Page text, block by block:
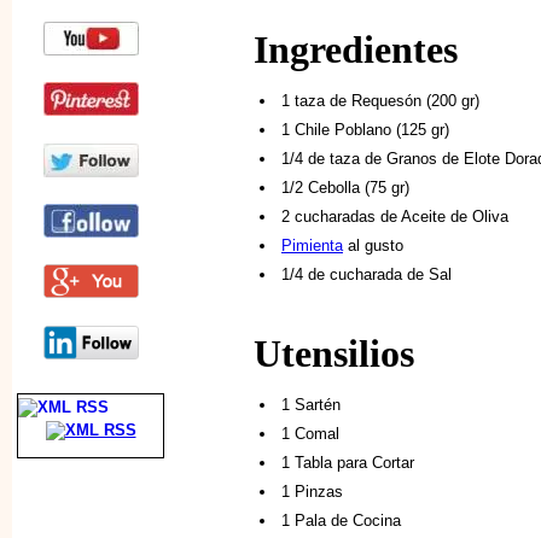
Ingredientes
1 taza de Requesón (200 gr)
1 Chile Poblano (125 gr)
1/4 de taza de Granos de Elote
1/2 Cebolla (75 gr)
2 cucharadas de Aceite de Oliva
Pimientaal gusto
1/4 de cucharada de Sal
Utensilios
1 Sartén
1 Comal
1 Tabla para Cortar
1 Pinzas
1 Pala de Cocina